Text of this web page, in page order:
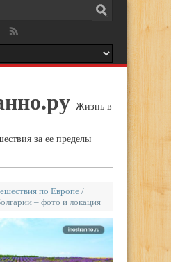
Жизнь в
за ее пределы
по Европе /
– фото и локация